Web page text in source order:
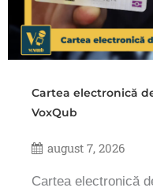
Cartea electronică
VoxQub
august 7, 2026
Cartea electronică